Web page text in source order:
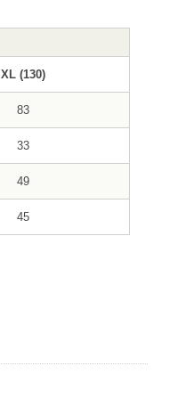
XL (130)
83
33
49
45